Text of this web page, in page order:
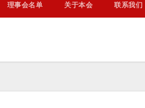
理事会名单 关于本会 联系我们